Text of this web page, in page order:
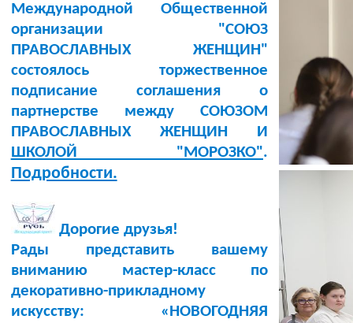
Международной Общественной
организации "СОЮЗ
ПРАВОСЛАВНЫХ ЖЕНЩИН"
состоялось торжественное
подписание соглашения о
партнерстве между СОЮЗОМ
ПРАВОСЛАВНЫХ ЖЕНЩИН И
ШКОЛОЙ "МОРОЗКО".
Подробности.
Дорогие друзья!
Рады представить вашему
вниманию мастер-класс по
декоративно-прикладному
искусству: «НОВОГОДНЯЯ